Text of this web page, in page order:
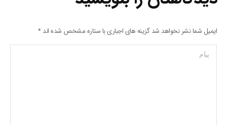
ایمیل شما نشر نخواهد شد گزینه های اجباری با ستاره مشخص شده اند*
پیام